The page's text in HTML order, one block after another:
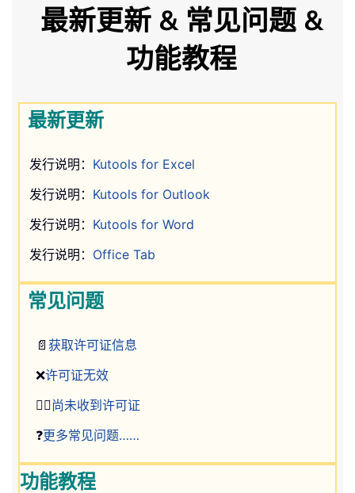
最新更新 & 常见问题 &
功能教程
最新更新
发行说明： Kutools for Excel
发行说明： Kutools for Outlook
发行说明： Kutools for Word
发行说明： Office Tab
常见问题
📄 获取许可证信息
❌许可证无效
🤷‍♂️ 尚未收到许可证
❓更多常见问题……
功能教程